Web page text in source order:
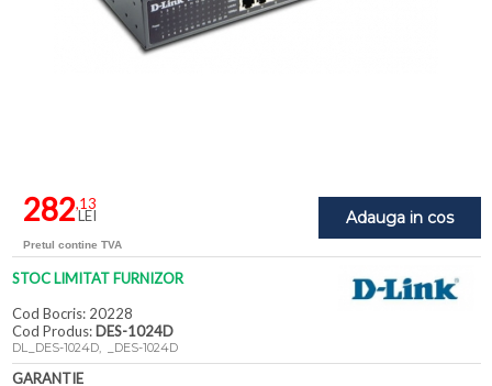
Adauga in cos
282,13
LEI
Pretul contine TVA
STOC LIMITAT FURNIZOR
Cod Bocris: 20228
Cod Produs: DES-1024D
DL_DES-1024D, _DES-1024D
GARANTIE